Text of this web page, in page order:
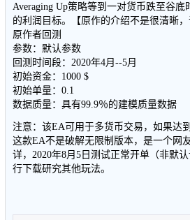
Averaging Up策略等到一对货币跌至谷
的利润目标。【原作的介绍不是很清晰
原作者回测
参数：默认参数
回测时间段：2020年4月--5月
初始资金：1000 $
初始单量：0.1
数据质量：具有99.9％的建模质量数据
注意：该EA可用于多货币交易，如果达
这款EA不是破解无限制版本，是一个网
详，2020年8月5日测试正常开单（非默
行下载研究其他玩法。